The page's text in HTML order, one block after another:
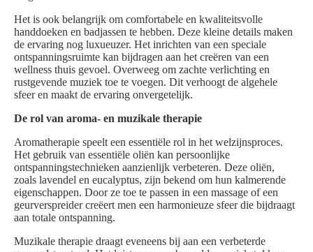
Het is ook belangrijk om comfortabele en kwaliteitsvolle
handdoeken en badjassen te hebben. Deze kleine details maken
de ervaring nog luxueuzer. Het inrichten van een speciale
ontspanningsruimte kan bijdragen aan het creëren van een
wellness thuis gevoel. Overweeg om zachte verlichting en
rustgevende muziek toe te voegen. Dit verhoogt de algehele
sfeer en maakt de ervaring onvergetelijk.
De rol van aroma- en muzikale therapie
Aromatherapie speelt een essentiële rol in het welzijnsproces.
Het gebruik van essentiële oliën kan persoonlijke
ontspanningstechnieken aanzienlijk verbeteren. Deze oliën,
zoals lavendel en eucalyptus, zijn bekend om hun kalmerende
eigenschappen. Door ze toe te passen in een massage of een
geurverspreider creëert men een harmonieuze sfeer die bijdraagt
aan totale ontspanning.
Muzikale therapie draagt eveneens bij aan een verbeterde